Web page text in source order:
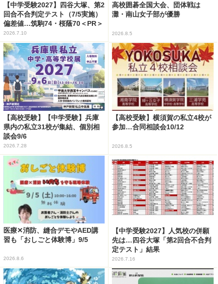
【中学受験2027】四谷大塚、第2
回合不合判定テスト（7/5実施）
偏差値…筑駒74・桜蔭70＜PR＞
2026.7.10
高校囲碁全国大会、団体戦は
灘・南山女子部が優勝
2026.8.5
【高校受験】【中学受験】兵庫
県内の私立31校が集結、個別相
談会9/6
2026.7.28
【高校受験】横須賀の私立4校が
参加…合同相談会10/12
2026.8.5
医療✕消防、縫合デモやAED講
習も「おしごと体験博」9/5
2026.8.6
【中学受験2027】人気校の併願
先は…四谷大塚「第2回合不合判
定テスト」結果
2026.7.16